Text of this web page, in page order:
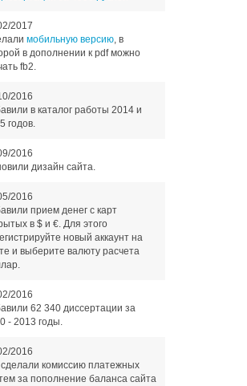
2017
мобильную версию, в
в дополнении к pdf можно
fb2.
2016
в каталог работы 2014 и
годов.
2016
дизайн сайта.
2016
прием денег с карт
в $ и €. Для этого
новый аккаунт на
и выберите валюту расчета
2016
62 340 диссертации за
- 2013 годы.
2016
комиссию платежных
за пополнение баланса сайта